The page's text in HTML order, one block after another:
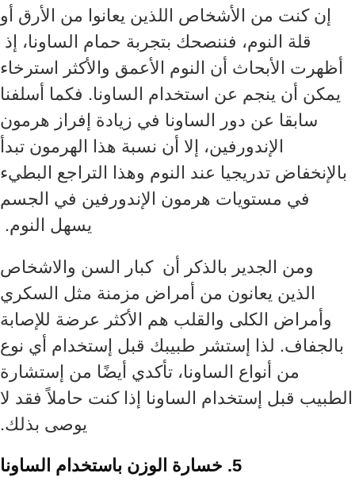
إن كنت من الأشخاص اللذين يعانوا من الأرق أو
قلة النوم، فننصحك بتجربة حمام الساونا، إذ
أظهرت الأبحاث أن النوم الأعمق والأكثر استرخاء
يمكن أن ينجم عن استخدام الساونا. فكما أسلفنا
سابقا عن دور الساونا في زيادة إفراز هرمون
الإندورفين، إلا أن نسبة هذا الهرمون تبدأ
بالإنخفاض تدريجيا عند النوم وهذا التراجع البطيء
في مستويات هرمون الإندورفين في الجسم
يسهل النوم.
ومن الجدير بالذكر أن كبار السن والاشخاص
الذين يعانون من أمراض مزمنة مثل السكري
وأمراض الكلى والقلب هم الأكثر عرضة للإصابة
بالجفاف. لذا إستشر طبيبك قبل إستخدام أي نوع
من أنواع الساونا، تأكدي أيضًا من إستشارة
الطبيب قبل إستخدام الساونا إذا كنت حاملاً فقد لا
يوصى بذلك.
5. خسارة الوزن باستخدام الساونا